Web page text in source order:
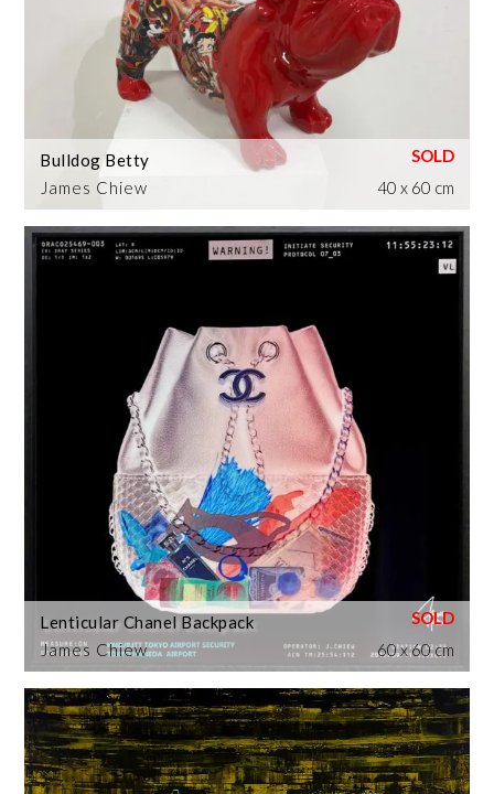
James Chiew
Bulldog Betty
40 x 60 cm
James Chiew
Lenticular Chanel Backpack
60 x 60 cm